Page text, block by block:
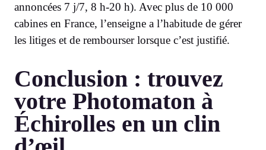
annoncées 7 j/7, 8 h-20 h). Avec plus de 10 000
cabines en France, l’enseigne a l’habitude de gérer
les litiges et de rembourser lorsque c’est justifié.
Conclusion : trouvez
votre Photomaton à
Échirolles en un clin